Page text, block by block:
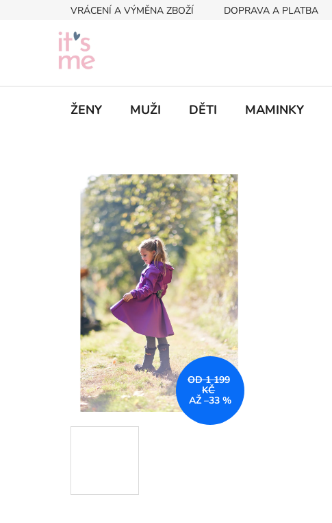
VRÁCENÍ A VÝMĚNA ZBOŽÍ DOPRAVA A PLATBA
ŽENY MUŽI DĚTI MAMINKY
OD 1 199
KČ
AŽ –33 %